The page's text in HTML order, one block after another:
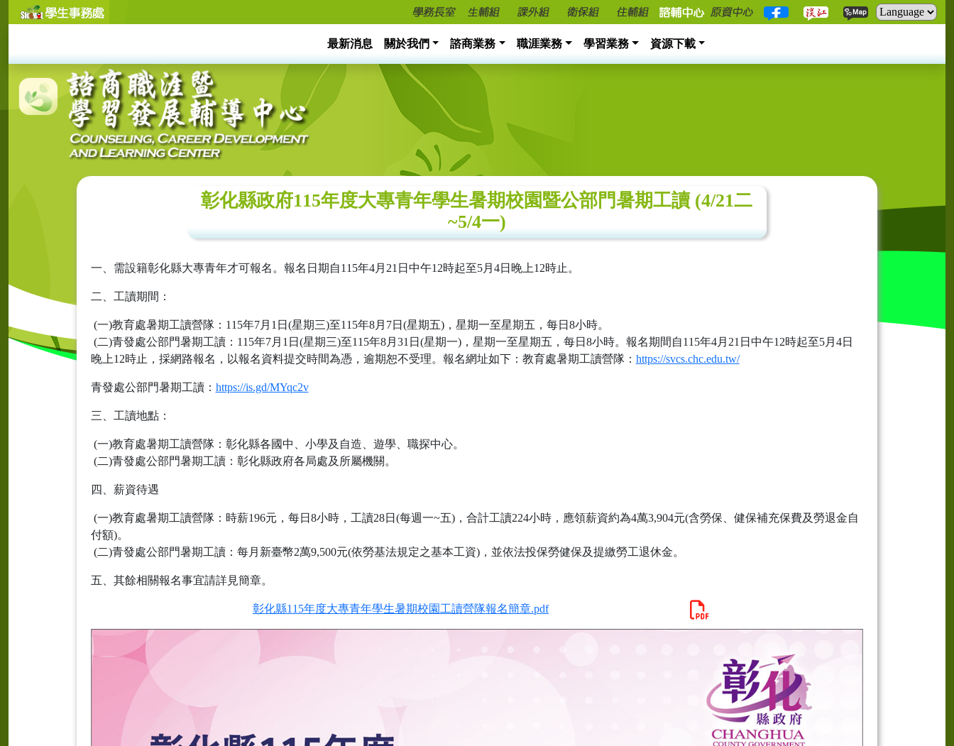
最新消息 關於我們 諮商業務 職涯業務 學習業務 資源下載
彰化縣政府115年度大專青年學生暑期校園暨公部門暑期工讀 (4/21二
~5/4一)
一、需設籍彰化縣大專青年才可報名。報名日期自115年4月21日中午12時起至5月4日晚上12時止。
二、工讀期間：
(一)教育處暑期工讀營隊：115年7月1日(星期三)至115年8月7日(星期五)，星期一至星期五，每日8小時。
(二)青發處公部門暑期工讀：115年7月1日(星期三)至115年8月31日(星期一)，星期一至星期五，每日8小時。報名期間自115年4月21日中午12時起至5月4日
晚上12時止，採網路報名，以報名資料提交時間為憑，逾期恕不受理。報名網址如下：教育處暑期工讀營隊： https://svcs.chc.edu.tw/
青發處公部門暑期工讀： https://is.gd/MYqc2v
三、工讀地點：
(一)教育處暑期工讀營隊：彰化縣各國中、小學及自造、遊學、職探中心。
(二)青發處公部門暑期工讀：彰化縣政府各局處及所屬機關。
四、薪資待遇
(一)教育處暑期工讀營隊：時薪196元，每日8小時，工讀28日(每週一~五)，合計工讀224小時，應領薪資約為4萬3,904元(含勞保、健保補充保費及勞退金自
付額)。
(二)青發處公部門暑期工讀：每月新臺幣2萬9,500元(依勞基法規定之基本工資)，並依法投保勞健保及提繳勞工退休金。
五、其餘相關報名事宜請詳見簡章。
彰化縣115年度大專青年學生暑期校園工讀營隊報名簡章.pdf